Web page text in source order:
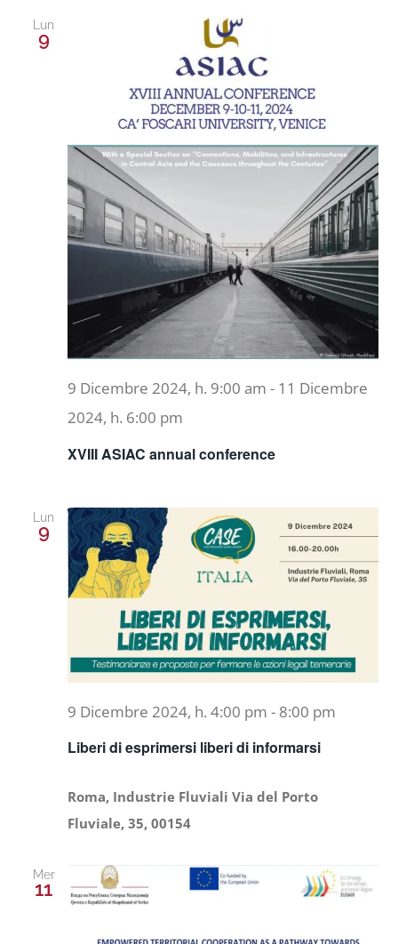
Lun
9
XVIII ASIAC annual conference
9 Dicembre 2024, h. 9:00 am - 11 Dicembre
2024, h. 6:00 pm
Lun
9
Liberi di esprimersi liberi di informarsi
9 Dicembre 2024, h. 4:00 pm - 8:00 pm
Roma, Industrie Fluviali Via del Porto
Fluviale, 35, 00154
Mer
11